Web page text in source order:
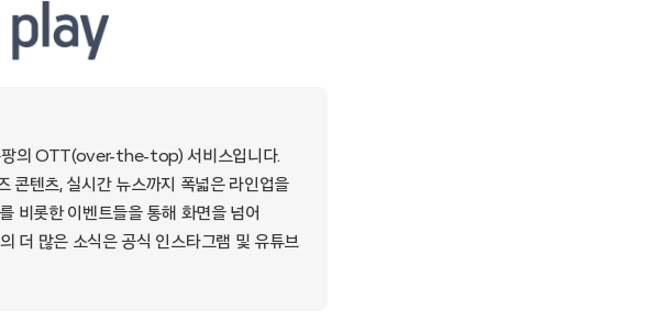
팡의 OTT(over-the-top) 서비스입니다.
콘텐츠, 실시간 뉴스까지 폭넓은 라인업을
비롯한 이벤트들을 통해 화면을 넘어
더 많은 소식은 공식 인스타그램 및 유튜브